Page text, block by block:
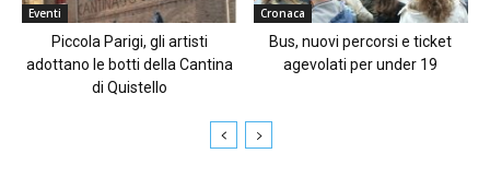
Eventi
Piccola Parigi, gli artisti
adottano le botti della Cantina
di Quistello
Cronaca
Bus, nuovi percorsi e ticket
agevolati per under 19